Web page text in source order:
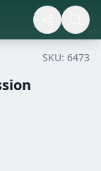
SKU: 6473